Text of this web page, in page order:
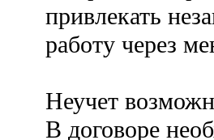
привлекать
работу через
Неучет
В договоре